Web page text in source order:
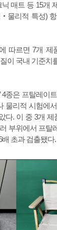
매트 등 15개
물리적 특성)
따르면 7개 제
이 국내 기준치
4종은 프탈레이
물리적 시험에
다. 이 중 3개 제
부위에서 프탈
배 초과 검출됐다.